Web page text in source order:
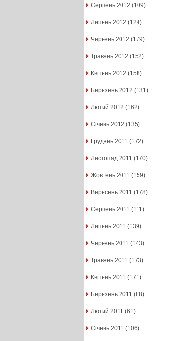
Серпень 2012 (109)
Липень 2012 (124)
Червень 2012 (179)
Травень 2012 (152)
Квітень 2012 (158)
Березень 2012 (131)
Лютий 2012 (162)
Січень 2012 (135)
Грудень 2011 (172)
Листопад 2011 (170)
Жовтень 2011 (159)
Вересень 2011 (178)
Серпень 2011 (111)
Липень 2011 (139)
Червень 2011 (143)
Травень 2011 (173)
Квітень 2011 (171)
Березень 2011 (88)
Лютий 2011 (61)
Січень 2011 (106)